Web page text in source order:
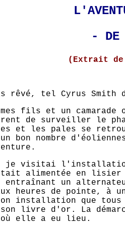
- DE
(Extrait de
rêvé, tel Cyrus
mes fils et un
de surveiller le
et les pales se
un bon nombre
je visitai
alimentée en lisier
entraînant un
heures de pointe,
installation que tous
livre d'or. La
où elle a eu lieu.